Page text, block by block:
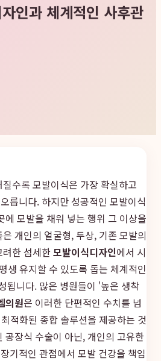
인과 체계적인 사후관
수록 모발이식은 가장 확실하고
릅니다. 하지만 성공적인 모발이식
에 모발을 채워 넣는 행위 그 이상을
개인의 얼굴형, 두상, 기존 모발의
한 섬세한모발이식디자인에서 시
생 유지할 수 있도록 돕는 체계적인
됩니다. 많은 병원들이 '높은 생착
의원은 이러한 단편적인 수치를 넘
적화된 종합 솔루션을 제공하는 것
공장식 수술이 아닌, 개인의 고유한
기적인 관점에서 모발 건강을 책임